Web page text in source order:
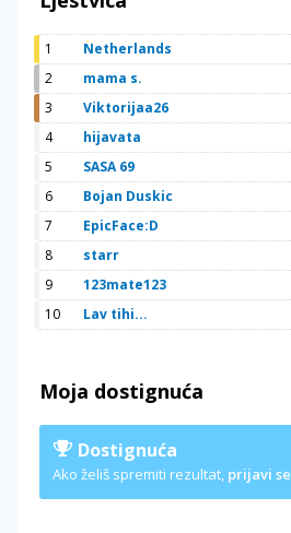
1 Netherlands
2
mama s.
3
Viktorijaa26
4
hijavata
5
SASA 69
6
Bojan Duskic
7
EpicFace:D
8
starr
9
123mate123
10
Lav tihi...
Moja dostignuća
Dostignuća
Ako želiš spremiti rezultat, prijavi se